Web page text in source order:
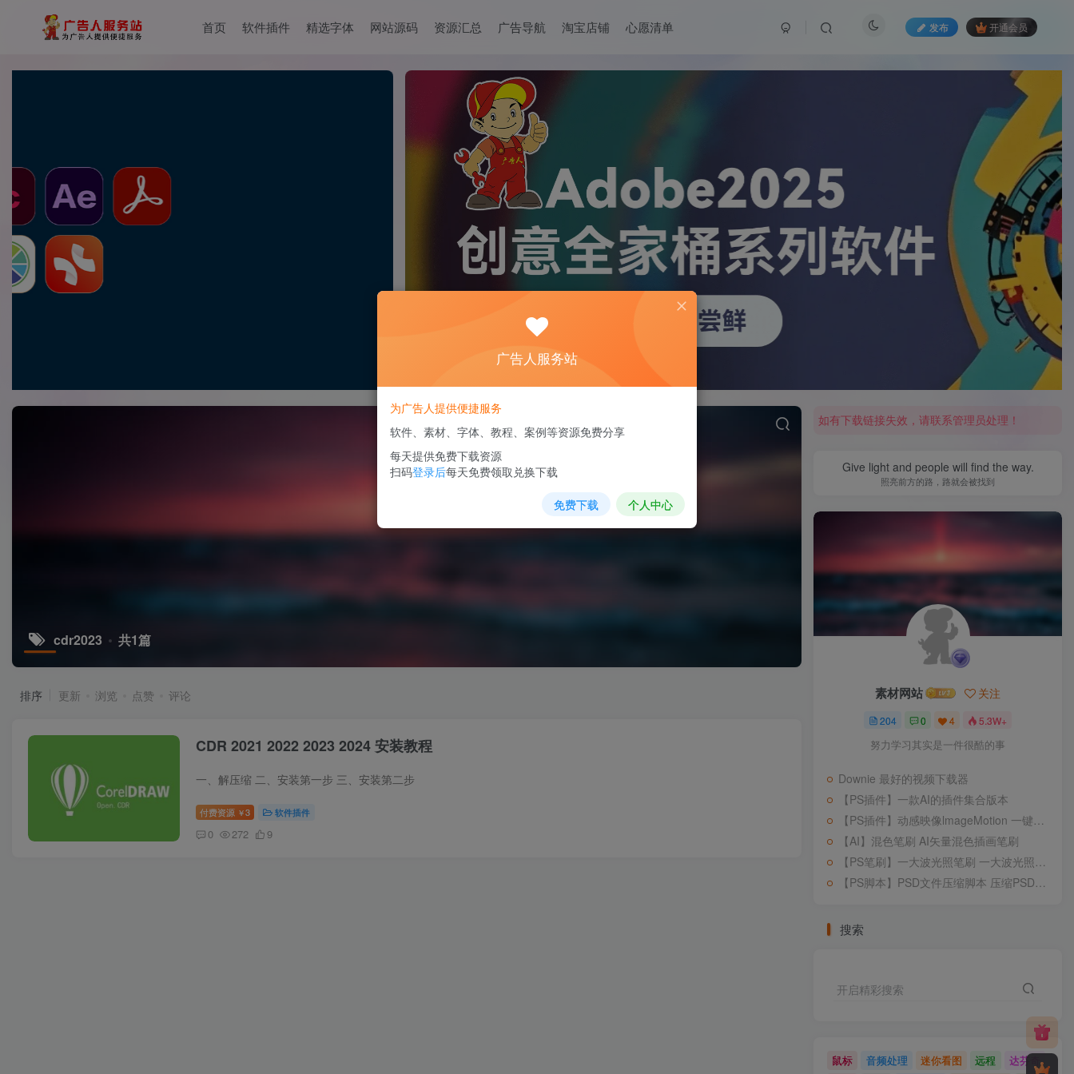
首页 软件插件 精选字体 网站源码 资源汇总 广告导航 淘宝店铺 心愿清单 发布 开通会员
cdr2023 共1篇
排序 更新 浏览 点赞 评论
CDR 2021 2022 2023 2024 安装教程
一、解压缩 二、安装第一步 三、安装第二步
付费资源 ￥3 软件插件
0 272 9
如有下载链接失效，请联系管理员处理！
广告人服务已正式免费开放使用，点击查看免费领取方式！
广告人服务站遵旨是为广告人提供便捷服务
如有下载链接失效，请联系管理员处理！
Give light and people will find the way.
照亮前方的路，路就会被找到
素材网站 关注
204 0 4 5.3W+
努力学习其实是一件很酷的事
Downie 最好的视频下载器
【PS插件】一款AI的插件集合版本
【PS插件】动感映像lmageMotion 一键让你的照片局部动起来!
【AI】混色笔刷 AI矢量混色插画笔刷
【PS笔刷】一大波光照笔刷 一大波光照笔刷 让你设计画面感提升
【PS脚本】PSD文件压缩脚本 压缩PSD大文件
搜索
开启精彩搜索
鼠标 音频处理 迷你看图 远程 达芬奇
广告人服务站
为广告人提供便捷服务
软件、素材、字体、教程、案例等资源免费分享
每天提供免费下载资源
扫码登录后每天免费领取兑换下载
免费下载 个人中心